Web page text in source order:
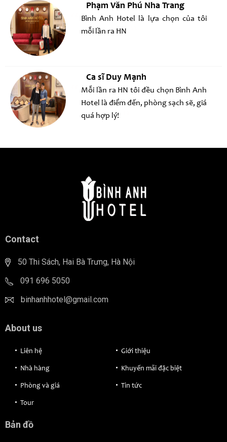
Phạm Văn Phú Nha Trang
Bình Anh Hotel là lựa chọn của tôi
mỗi lần ra HN
Ca sĩ Duy Mạnh
Mỗi lần ra HN tôi đều chọn Bình Anh
Hotel là điểm đến, phòng sạch sẽ, giá
quá hợp lý!
Contact
50 Thi Sách, Hai Bà Trưng, Hà Nội
091 696 5050
binhanhhotel@gmail.com
About us
Liên hệ Giới thiệu
Nhà hàng Khuyến mãi đặc biệt
Phòng và giá Tin tức
Tour
Bản đồ